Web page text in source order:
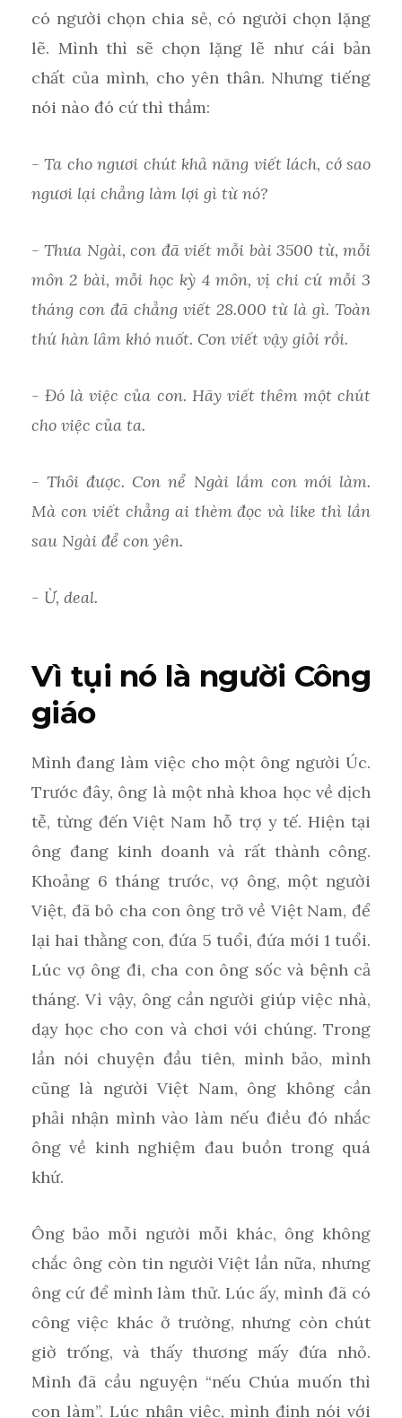
có người chọn chia sẻ, có người chọn lặng
lẽ. Mình thì sẽ chọn lặng lẽ như cái bản
chất của mình, cho yên thân. Nhưng tiếng
nói nào đó cứ thì thầm:
- Ta cho ngươi chút khả năng viết lách, cớ sao
ngươi lại chẳng làm lợi gì từ nó?
- Thưa Ngài, con đã viết mỗi bài 3500 từ, mỗi
môn 2 bài, mỗi học kỳ 4 môn, vị chi cứ mỗi 3
tháng con đã chẳng viết 28.000 từ là gì. Toàn
thứ hàn lâm khó nuốt. Con viết vậy giỏi rồi.
- Đó là việc của con. Hãy viết thêm một chút
cho việc của ta.
- Thôi được. Con nể Ngài lắm con mới làm.
Mà con viết chẳng ai thèm đọc và like thì lần
sau Ngài để con yên.
- Ừ, deal.
Vì tụi nó là người Công
giáo
Mình đang làm việc cho một ông người Úc.
Trước đây, ông là một nhà khoa học về dịch
tễ, từng đến Việt Nam hỗ trợ y tế. Hiện tại
ông đang kinh doanh và rất thành công.
Khoảng 6 tháng trước, vợ ông, một người
Việt, đã bỏ cha con ông trở về Việt Nam, để
lại hai thằng con, đứa 5 tuổi, đứa mới 1 tuổi.
Lúc vợ ông đi, cha con ông sốc và bệnh cả
tháng. Vì vậy, ông cần người giúp việc nhà,
dạy học cho con và chơi với chúng. Trong
lần nói chuyện đầu tiên, mình bảo, mình
cũng là người Việt Nam, ông không cần
phải nhận mình vào làm nếu điều đó nhắc
ông về kinh nghiệm đau buồn trong quá
khứ.
Ông bảo mỗi người mỗi khác, ông không
chắc ông còn tin người Việt lần nữa, nhưng
ông cứ để mình làm thử. Lúc ấy, mình đã có
công việc khác ở trường, nhưng còn chút
giờ trống, và thấy thương mấy đứa nhỏ.
Mình đã cầu nguyện “nếu Chúa muốn thì
con làm”. Lúc nhận việc, mình định nói với